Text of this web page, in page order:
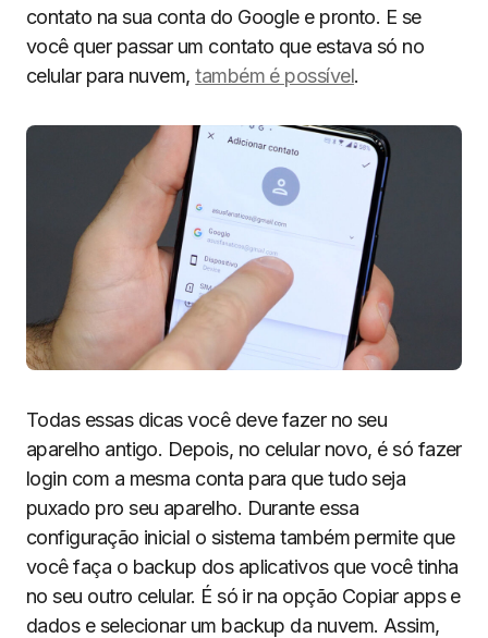
contato na sua conta do Google e pronto. E se
você quer passar um contato que estava só no
celular para nuvem,também é possível.
Todas essas dicas você deve fazer no seu
aparelho antigo. Depois, no celular novo, é só fazer
login com a mesma conta para que tudo seja
puxado pro seu aparelho. Durante essa
configuração inicial o sistema também permite que
você faça o backup dos aplicativos que você tinha
no seu outro celular. É só ir na opção Copiar apps e
dados e selecionar um backup da nuvem. Assim,